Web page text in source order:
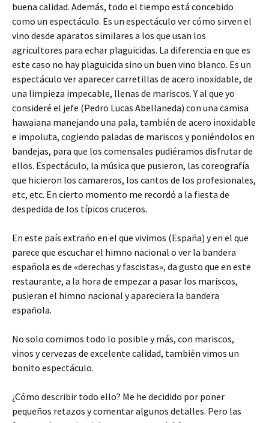
buena calidad. Además, todo el tiempo está concebido
como un espectáculo. Es un espectáculo ver cómo sirven el
vino desde aparatos similares a los que usan los
agricultores para echar plaguicidas. La diferencia en que es
este caso no hay plaguicida sino un buen vino blanco. Es un
espectáculo ver aparecer carretillas de acero inoxidable, de
una limpieza impecable, llenas de mariscos. Y al que yo
consideré el jefe (Pedro Lucas Abellaneda) con una camisa
hawaiana manejando una pala, también de acero inoxidable
e impoluta, cogiendo paladas de mariscos y poniéndolos en
bandejas, para que los comensales pudiéramos disfrutar de
ellos. Espectáculo, la música que pusieron, las coreografía
que hicieron los camareros, los cantos de los profesionales,
etc, etc. En cierto momento me recordó a la fiesta de
despedida de los típicos cruceros.
En este país extraño en el que vivimos (España) y en el que
parece que escuchar el himno nacional o ver la bandera
española es de «derechas y fascistas», da gusto que en este
restaurante, a la hora de empezar a pasar los mariscos,
pusieran el himno nacional y apareciera la bandera
española.
No solo comimos todo lo posible y más, con mariscos,
vinos y cervezas de excelente calidad, también vimos un
bonito espectáculo.
¿Cómo describir todo ello? Me he decidido por poner
pequeños retazos y comentar algunos detalles. Pero las